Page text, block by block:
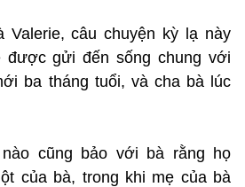
Valerie, câu chuyện kỳ lạ này
được gửi đến sống chung với
ba tháng tuổi, và cha bà lúc
cũng bảo với bà rằng họ
của bà, trong khi mẹ của bà